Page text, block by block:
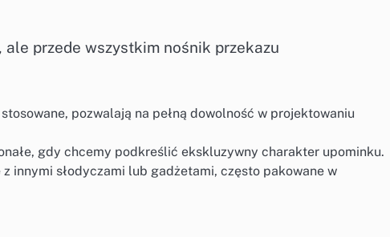
przede wszystkim nośnik przekazu
pozwalają na pełną dowolność w projektowaniu
gdy chcemy podkreślić ekskluzywny charakter upominku.
z innymi słodyczami lub gadżetami, często pakowane w